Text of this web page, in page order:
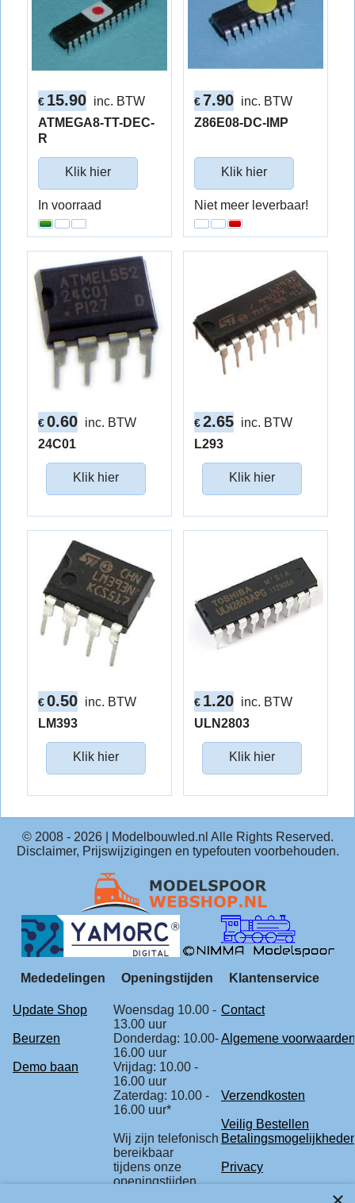
€ 15.90 inc. BTW
ATMEGA8-TT-DEC-
R
Klik hier
In voorraad
€7.90 inc. BTW
Z86E08-DC-IMP
Klik hier
Niet meer leverbaar!
€ 0.60 inc. BTW
24C01
Klik hier
€2.65 inc. BTW
L293
Klik hier
€ 0.50 inc. BTW
LM393
Klik hier
€ 1.20 inc. BTW
ULN2803
Klik hier
© 2008 - 2026| Modelbouwled.nl Alle Rights Reserved.
Disclaimer, Prijswijzigingen en typefouten voorbehouden.
Mededelingen Openingstijden Klantenservice
Update Shop
Woensdag 10.00 -
13.00 uur
Contact
Beurzen
Donderdag: 10.00-
16.00 uur
Algemene voorwaarden
Demo baan
Vrijdag: 10.00 -
16.00 uur
Zaterdag: 10.00 -
16.00 uur*
Verzendkosten
Veilig Bestellen
Wij zijn telefonisch
bereikbaar
tijdens onze
openingstijden.
Privacy